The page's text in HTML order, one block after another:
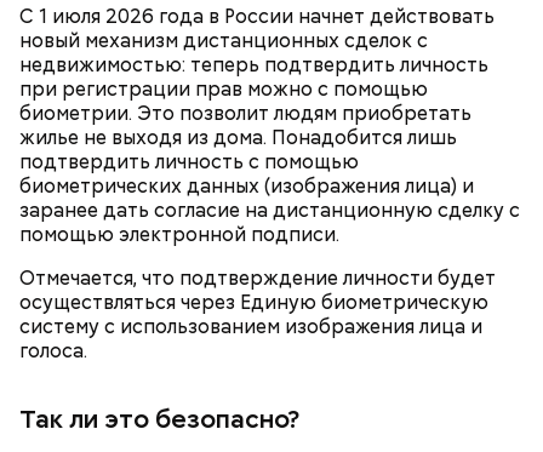
С 1 июля 2026 года в России начнет действовать
новый механизм дистанционных сделок с
недвижимостью: теперь подтвердить личность
при регистрации прав можно с помощью
биометрии. Это позволит людям приобретать
жилье не выходя из дома. Понадобится лишь
подтвердить личность с помощью
биометрических данных (изображения лица) и
заранее дать согласие на дистанционную сделку с
помощью электронной подписи.
Отмечается, что подтверждение личности будет
осуществляться через Единую биометрическую
систему с использованием изображения лица и
голоса.
Так ли это безопасно?
Ингредиенты:
При выборе дыни эксперт посоветовала
ориентироваться на запах: